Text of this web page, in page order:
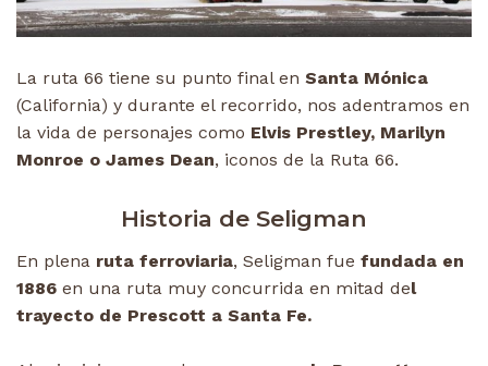
La ruta 66 tiene su punto final en Santa Mónica
(California) y durante el recorrido, nos adentramos en
la vida de personajes como Elvis Prestley, Marilyn
Monroe o James Dean, iconos de la Ruta 66.
Historia de Seligman
En plena ruta ferroviaria, Seligman fue fundada en
1886 en una ruta muy concurrida en mitad del
trayecto de Prescott a Santa Fe.